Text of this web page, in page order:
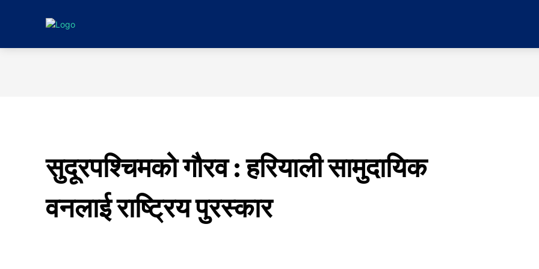
सुदूरपश्चिमको गौरव : हरियाली सामुदायिक
वनलाई राष्ट्रिय पुरस्कार